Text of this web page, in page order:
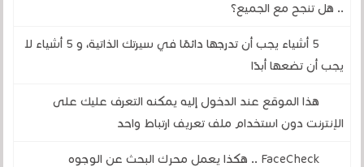
.. هل تنجح مع الجميع؟
5 أشياء يجب أن تدرجها دائمًا في سيرتك الذاتية، و 5 أشياء لا
يجب أن تضعها أبدًا
هذا الموقع عند الدخول إليه يمكنه التعرف عليك على
الإنترنت دون استخدام ملف تعريف ارتباط واحد
FaceCheck .. هكذا يعمل محرك البحث عن الوجوه